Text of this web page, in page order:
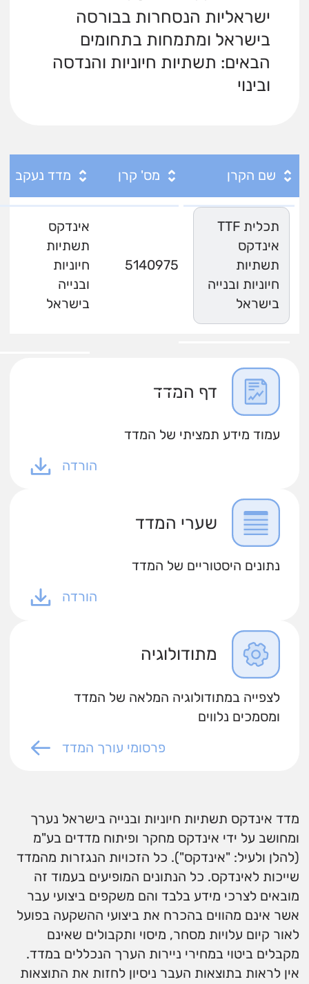
ישראליות הנסחרות בבורסה
בישראל ומתמחות בתחומים
הבאים: תשתיות חיוניות והנדסה
ובינוי
שם הקרן מס' קרן מדד נעקב
תכלית TTF
‏אינדקס
תשתיות
חיוניות ובנייה
בישראל
5140975
אינדקס
תשתיות
חיוניות
ובנייה
בישראל
דף המדד
עמוד מידע תמציתי של המדד
הורדה
שערי המדד
נתונים היסטוריים של המדד
הורדה
מתודולוגיה
לצפייה במתודולוגיה המלאה של המדד
ומסמכים נלווים
פרסומי עורך המדד
מדד אינדקס תשתיות חיוניות ובנייה בישראל נערך
ומחושב על ידי אינדקס מחקר ופיתוח מדדים בע"מ
(להלן ולעיל: "אינדקס"). כל הזכויות הנגזרות מהמדד
שייכות לאינדקס. כל הנתונים המופיעים בעמוד זה
מובאים לצרכי מידע בלבד והם משקפים ביצועי עבר
אשר אינם מהווים בהכרח את ביצועי ההשקעה בפועל
לאור קיום עלויות מסחר, מיסוי ותקבולים שאינם
מקבלים ביטוי במחירי ניירות הערך הנכללים במדד.
אין לראות בתוצאות העבר ניסיון לחזות את התוצאות